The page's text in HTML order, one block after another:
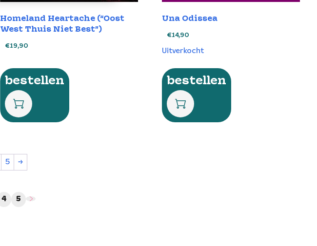
Homeland Heartache (“Oost
West Thuis Niet Best”)
€19,90
bestellen
Una Odissea
€14,90
Uitverkocht
bestellen
5 →
4 5